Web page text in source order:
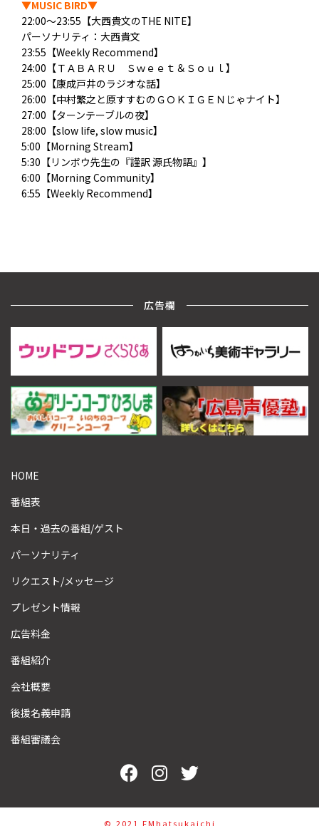
▼MUSIC BIRD▼
22:00～23:55【大西貴文のTHE NITE】
パーソナリティ：大西貴文
23:55【Weekly Recommend】
24:00【ＴＡＢＡＲＵ Ｓｗｅｅｔ＆Ｓｏｕｌ】
25:00【康成戸井のラジオな話】
26:00【中村繁之と原すすむのＧＯＫＩＧＥＮじゃナイト】
27:00【ターンテーブルの夜】
28:00【slow life, slow music】
5:00【Morning Stream】
5:30【リンボウ先生の『謹訳 源氏物語』】
6:00【Morning Community】
6:55【Weekly Recommend】
広告欄
HOME
番組表
本日・過去の番組/ゲスト
パーソナリティ
リクエスト/メッセージ
プレゼント情報
広告料金
番組紹介
会社概要
後援名義申請
番組審議会
©︎ 2021 FMhatsukaichi